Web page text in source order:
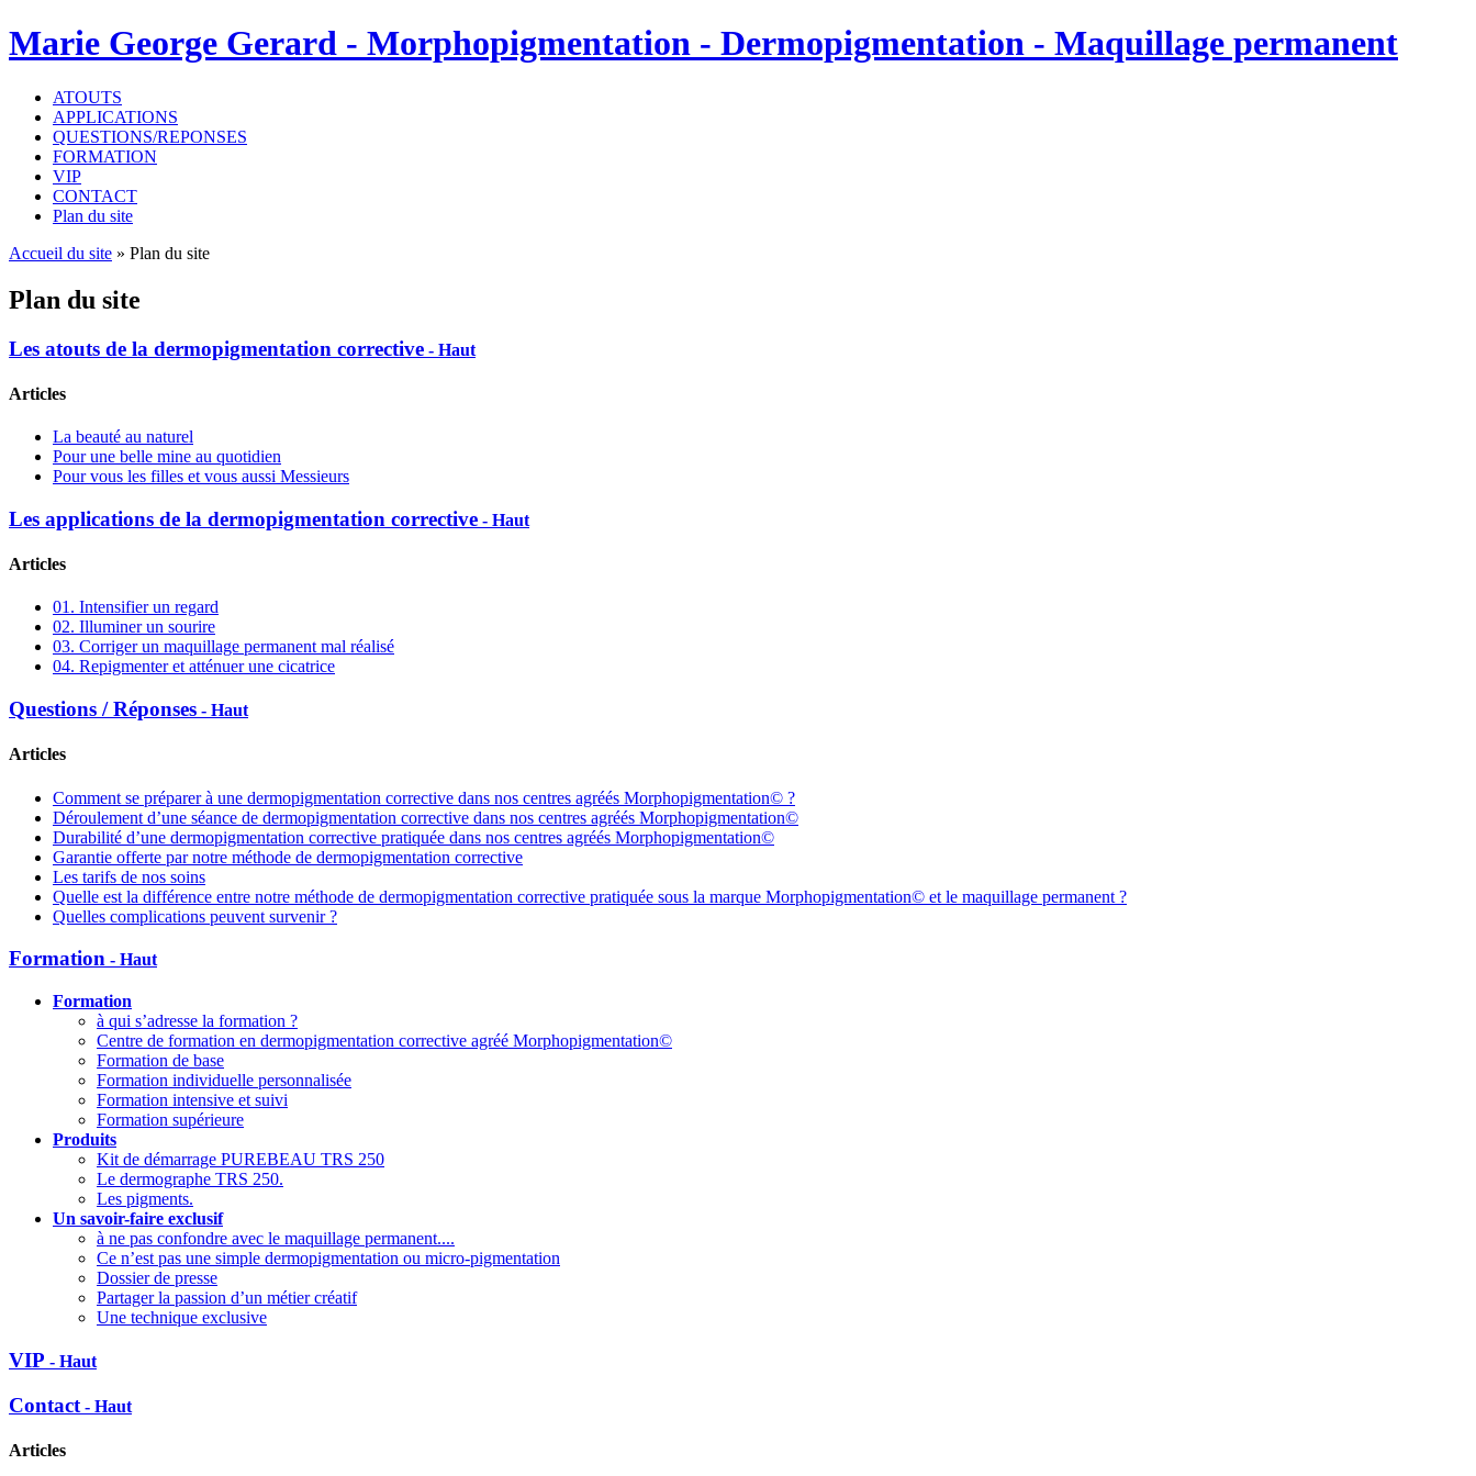
Marie George Gerard - Morphopigmentation - Dermopigmentation - Maquillage permanent
ATOUTS
APPLICATIONS
QUESTIONS/REPONSES
FORMATION
VIP
CONTACT
Plan du site
Accueil du site » Plan du site
Plan du site
Les atouts de la dermopigmentation corrective - Haut
Articles
La beauté au naturel
Pour une belle mine au quotidien
Pour vous les filles et vous aussi Messieurs
Les applications de la dermopigmentation corrective - Haut
Articles
01. Intensifier un regard
02. Illuminer un sourire
03. Corriger un maquillage permanent mal réalisé
04. Repigmenter et atténuer une cicatrice
Questions / Réponses - Haut
Articles
Comment se préparer à une dermopigmentation corrective dans nos centres agréés Morphopigmentation© ?
Déroulement d’une séance de dermopigmentation corrective dans nos centres agréés Morphopigmentation©
Durabilité d’une dermopigmentation corrective pratiquée dans nos centres agréés Morphopigmentation©
Garantie offerte par notre méthode de dermopigmentation corrective
Les tarifs de nos soins
Quelle est la différence entre notre méthode de dermopigmentation corrective pratiquée sous la marque Morphopigmentation© et le maquillage permanent ?
Quelles complications peuvent survenir ?
Formation - Haut
Formation
à qui s’adresse la formation ?
Centre de formation en dermopigmentation corrective agréé Morphopigmentation©
Formation de base
Formation individuelle personnalisée
Formation intensive et suivi
Formation supérieure
Produits
Kit de démarrage PUREBEAU TRS 250
Le dermographe TRS 250.
Les pigments.
Un savoir-faire exclusif
à ne pas confondre avec le maquillage permanent....
Ce n’est pas une simple dermopigmentation ou micro-pigmentation
Dossier de presse
Partager la passion d’un métier créatif
Une technique exclusive
VIP - Haut
Contact - Haut
Articles